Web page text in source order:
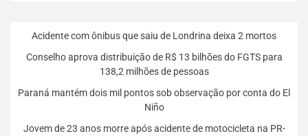
Acidente com ônibus que saiu de Londrina deixa 2 mortos
Conselho aprova distribuição de R$ 13 bilhões do FGTS para
138,2 milhões de pessoas
Paraná mantém dois mil pontos sob observação por conta do El
Niño
Jovem de 23 anos morre após acidente de motocicleta na PR-